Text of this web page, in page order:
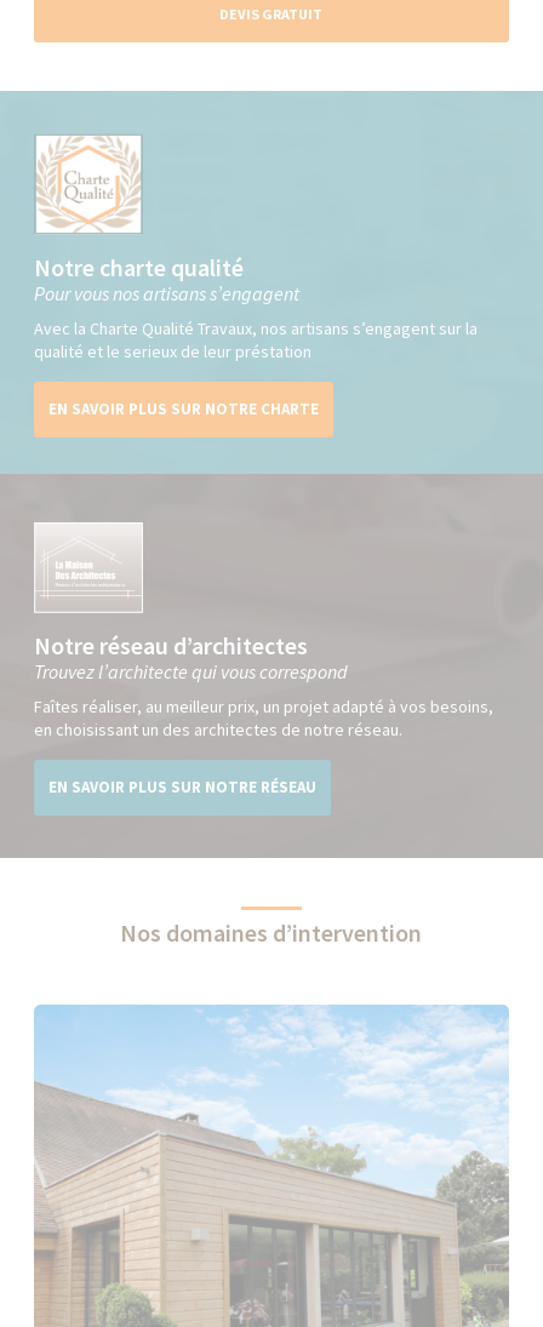
DEVIS GRATUIT
Notre charte qualité
Pour vous nos artisans s’engagent
Avec la Charte Qualité Travaux, nos artisans s’engagent sur la
qualité et le serieux de leur préstation
EN SAVOIR PLUS SUR NOTRE CHARTE
Notre réseau d’architectes
Trouvez l’architecte qui vous correspond
Faîtes réaliser, au meilleur prix, un projet adapté à vos besoins,
en choisissant un des architectes de notre réseau.
EN SAVOIR PLUS SUR NOTRE RÉSEAU
Nos domaines d’intervention